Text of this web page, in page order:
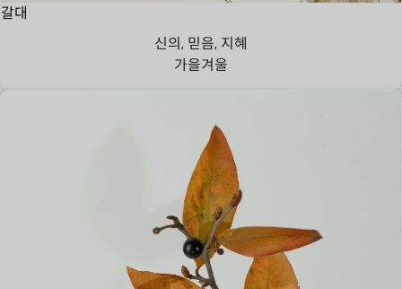
갈대
신의, 믿음, 지혜
가을겨울